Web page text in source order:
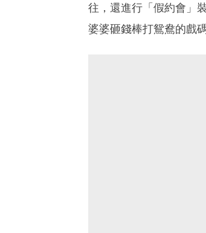
往，還進行「假約會」
婆婆砸錢棒打鴛鴦的戲